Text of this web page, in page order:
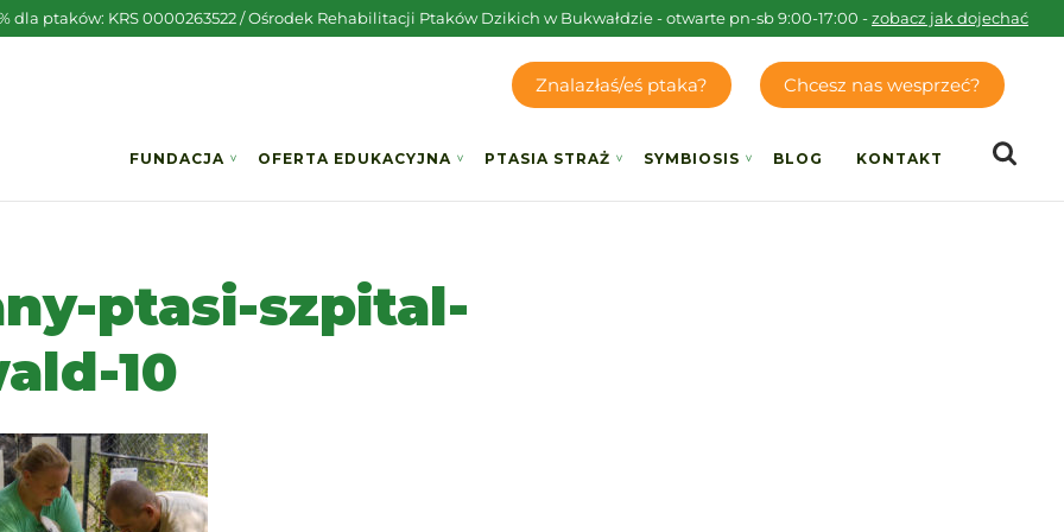
dla ptaków: KRS 0000263522 / Ośrodek Rehabilitacji Ptaków Dzikich w Bukwałdzie - otwarte pn-sb 9:00-17:00 -zobacz jak dojechać
Znalazłaś/eś ptaka? Chcesz nas wesprzeć?
FUNDACJA OFERTA EDUKACYJNA PTASIA STRAŻ SYMBIOSIS BLOG KONTAKT
ptasi-szpital-
10